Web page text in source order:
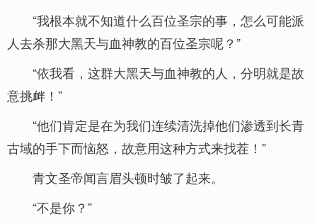
“我根本就不知道什么百位圣宗的事，怎么可能派
人去杀那大黑天与血神教的百位圣宗呢？”
“依我看，这群大黑天与血神教的人，分明就是故
意挑衅！”
“他们肯定是在为我们连续清洗掉他们渗透到长青
古域的手下而恼怒，故意用这种方式来找茬！”
青文圣帝闻言眉头顿时皱了起来。
“不是你？”